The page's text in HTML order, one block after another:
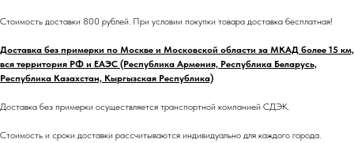
Стоимость доставки 800 рублей. При условии покупки товара доставка бесплатная!
Доставка без примерки по Москве и Московской области за МКАД более 15 км,
вся территория РФ и ЕАЭС (Республика Армения, Республика Беларусь,
Республика Казахстан, Кыргызская Республика)
Доставка без примерки осуществляется транспортной компанией СДЭК.
Стоимость и сроки доставки рассчитываются индивидуально для каждого города.